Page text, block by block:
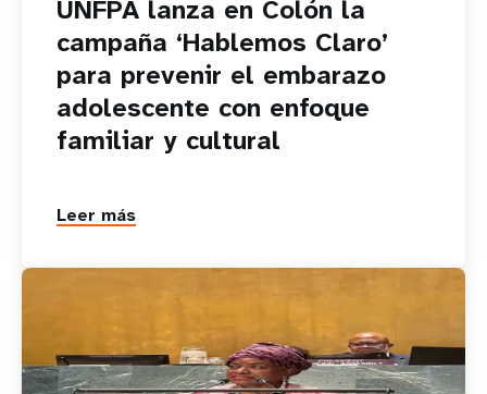
UNFPA lanza en Colón la
campaña ‘Hablemos Claro’
para prevenir el embarazo
adolescente con enfoque
familiar y cultural
Leer más